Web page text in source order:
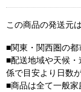
この商品の発送元は
■関東・関西圏の
■配送地域や天候
係で目安より日数
■商品は全て一般家